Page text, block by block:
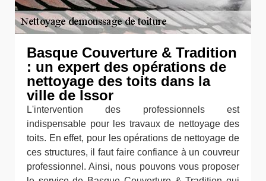
Basque Couverture & Tradition
: un expert des opérations de
nettoyage des toits dans la
ville de Issor
L'intervention des professionnels est
indispensable pour les travaux de nettoyage des
toits. En effet, pour les opérations de nettoyage de
ces structures, il faut faire confiance à un couvreur
professionnel. Ainsi, nous pouvons vous proposer